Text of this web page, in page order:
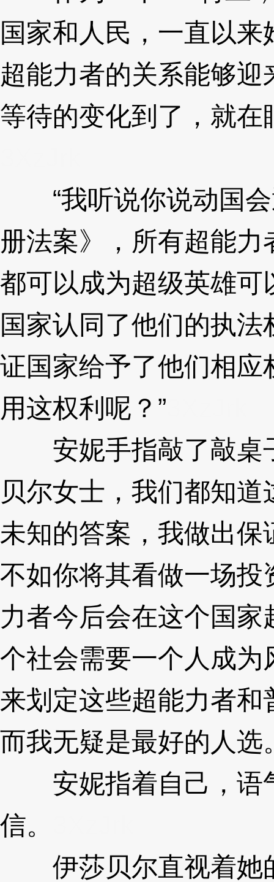
国家和人民，一直以
超能力者的关系能够
等待的变化到了，就
“我听说你说动国会
册法案》，所有超能
都可以成为超级英雄
国家认同了他们的执
证国家给予了他们相
用这权利呢？”
安妮手指敲了敲桌
贝尔女士，我们都知
未知的答案，我做出
不如你将其看做一场
力者今后会在这个国
个社会需要一个人成
来划定这些超能力者
而我无疑是最好的人选
安妮指着自己，语
信。
伊莎贝尔直视着她